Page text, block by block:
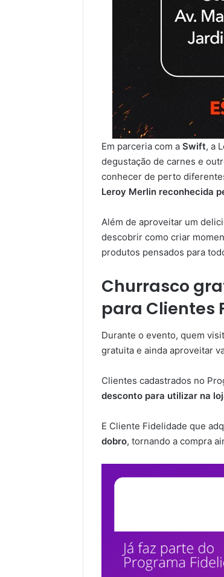
Em parceria com a Swift, a
degustação de carnes e
conhecer de perto
Leroy Merlin reconhecida
Além de aproveitar um
descobrir como criar
produtos pensados para
Churrasco
para Clientes
Durante o evento, quem
gratuita e ainda aproveitar
Clientes cadastrados no
desconto para utilizar na
E Cliente Fidelidade que
dobro, tornando a compra